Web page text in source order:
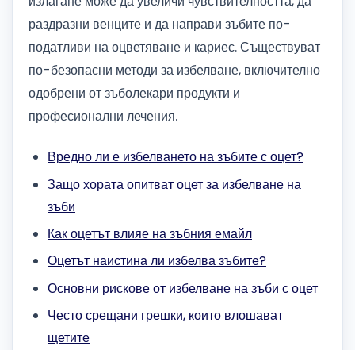
раздразни венците и да направи зъбите по-
податливи на оцветяване и кариес. Съществуват
по-безопасни методи за избелване, включително
одобрени от зъболекари продукти и
професионални лечения.
Вредно ли е избелването на зъбите с оцет?
Защо хората опитват оцет за избелване на
зъби
Как оцетът влияе на зъбния емайл
Оцетът наистина ли избелва зъбите?
Основни рискове от избелване на зъби с оцет
Често срещани грешки, които влошават
щетите